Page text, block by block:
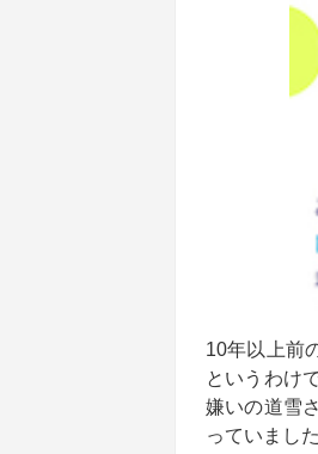
10年以上前
というわけ
嫌いの道雪
っていました